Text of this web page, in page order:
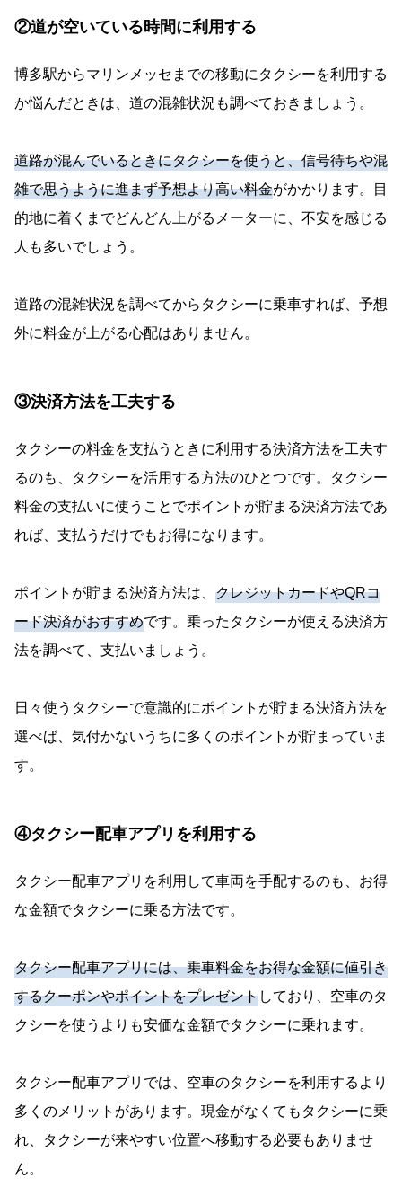
②道が空いている時間に利用する
博多駅からマリンメッセまでの移動にタクシーを利用する
か悩んだときは、道の混雑状況も調べておきましょう。
道路が混んでいるときにタクシーを使うと、信号待ちや混
雑で思うように進まず予想より高い料金がかかります。目
的地に着くまでどんどん上がるメーターに、不安を感じる
人も多いでしょう。
道路の混雑状況を調べてからタクシーに乗車すれば、予想
外に料金が上がる心配はありません。
③決済方法を工夫する
タクシーの料金を支払うときに利用する決済方法を工夫す
るのも、タクシーを活用する方法のひとつです。タクシー
料金の支払いに使うことでポイントが貯まる決済方法であ
れば、支払うだけでもお得になります。
ポイントが貯まる決済方法は、 クレジットカードやQRコ
ード決済がおすすめです。乗ったタクシーが使える決済方
法を調べて、支払いましょう。
日々使うタクシーで意識的にポイントが貯まる決済方法を
選べば、気付かないうちに多くのポイントが貯まっていま
す。
④タクシー配車アプリを利用する
タクシー配車アプリを利用して車両を手配するのも、お得
な金額でタクシーに乗る方法です。
タクシー配車アプリには、乗車料金をお得な金額に値引き
するクーポンやポイントをプレゼントしており、空車のタ
クシーを使うよりも安価な金額でタクシーに乗れます。
タクシー配車アプリでは、空車のタクシーを利用するより
多くのメリットがあります。現金がなくてもタクシーに乗
れ、タクシーが来やすい位置へ移動する必要もありませ
ん。